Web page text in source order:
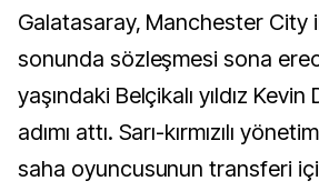
Galatasaray, Manchester City
sonunda sözleşmesi sona
yaşındaki Belçikalı yıldız
adımı attı. Sarı-kırmızılı
saha oyuncusunun transferi